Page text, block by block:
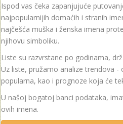
Ispod vas čeka zapanjujuće
najpopularnijih domaćih i stranih
najčešća muška i ženska imena
njihovu simboliku.
Liste su razvrstane po godinama,
Uz liste, pružamo analize trendova
popularna, kao i prognoze koja će
U našoj bogatoj banci podataka,
ovih imena.